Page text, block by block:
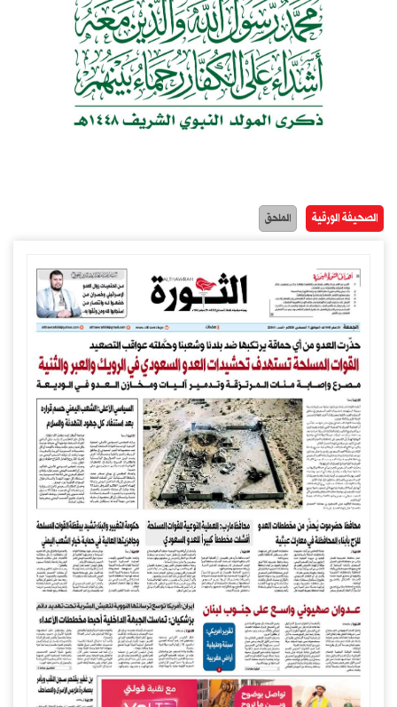
الصحيفة الورقية الملحق